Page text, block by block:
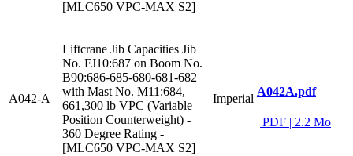
[MLC650 VPC-MAX S2]
A042-A
Liftcrane Jib Capacities Jib
No. FJ10:687 on Boom No.
B90:686-685-680-681-682
with Mast No. M11:684,
661,300 lb VPC (Variable
Position Counterweight) -
360 Degree Rating -
[MLC650 VPC-MAX S2]
Imperial
A042A.pdf
| PDF | 2.2 Mo